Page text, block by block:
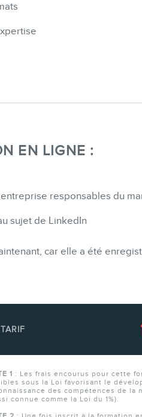
TARIF
1 : Les frais encourus pour cette
sous la Loi favorisant le
des compétences de la
connue comme la Loi du 1%).
EN LIGNE :
responsables du
sujet de LinkedIn
car elle a été